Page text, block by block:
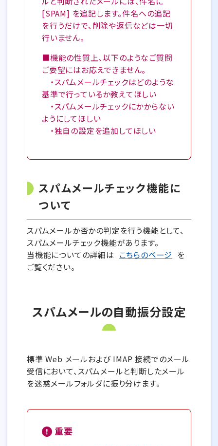
[SPAM] を追記します。件名への追記
を行うだけで、削除や返信などは一切
行いません。
■機能の性質上、以下のようなご質問
ご要望にはお応えできません。
・スパムメールチェックはどのような
基準で行っているか教えてほしい
・スパムメールチェックにかからない
ようにしてほしい
・独自の設定を追加してほしい
スパムメールチェック機能に
ついて
スパムメールか否かの判定を行う機能として、
スパムメールチェック機能があります。
当機能についての詳細は こちらのページ を
ご覧ください。
スパムメールの自動振分設定
標準 Web メールおよび IMAP 接続でのメール
受信において、スパムメールと判断したメール
を迷惑メールフォルダに振り分けます。
重要